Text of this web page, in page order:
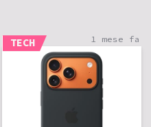
TECH 1 mese fa